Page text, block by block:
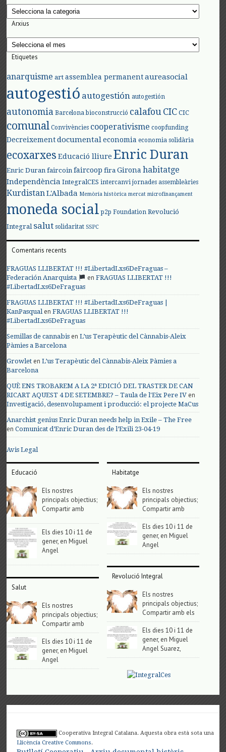
Categories
Arxius
Arxius
Etiquetes
anarquisme art assemblea permanent aureasocial
autogestió autogestión autogestión
autonomia Barcelona bioconstrucció calafouCIC CIC
comunal Convivències cooperativisme coopfunding
Decreixement documental economia economia solidària
ecoxarxes Educació lliure Enric Duran
Enric Duran faircoin faircoop fira Girona habitatge
Independència IntegralCES intercanvi jornades assembleàries
KurdistanL'Albada Memòria històrica mercat microfinançament
moneda social p2p Foundation Revolució
Integral salut solidaritat SSPC
Comentaris recents
FRAGUAS LLIBERTAT !!! #LibertadLxs6DeFraguas –
Federación Anarquista
enFRAGUAS LLIBERTAT !!!
#LibertadLxs6DeFraguas
FRAGUAS LLIBERTAT !!! #LibertadLxs6DeFraguas |
KanPasqualenFRAGUAS LLIBERTAT !!!
#LibertadLxs6DeFraguas
Semillas de cannabis enL’us Terapèutic del Cànnabis-Aleix
Pàmies a Barcelona
Growlet enL’us Terapèutic del Cànnabis-Aleix Pàmies a
Barcelona
QUÈ ENS TROBAREM A LA 2ª EDICIÓ DEL TRASTER DE CAN
RICART AQUEST 4 DE SETEMBRE? – Taula de l'Eix Pere IV en
Investigació, desenvolupament i producció: el projecte MaCus
Anarchist genius Enric Duran needs help in Exile – The Free
enComunicat d’Enric Duran des de l’Exili 23-04-19
Avis Legal
Educació
Els nostres
principals objectius;
Compartir amb
Els dies 10 i 11 de
gener, en Miguel
Angel
Salut
Els nostres
principals objectius;
Compartir amb
Els dies 10 i 11 de
gener, en Miguel
Angel
Habitatge
Els nostres
principals objectius;
Compartir amb
Els dies 10 i 11 de
gener, en Miguel
Angel
Revolució Integral
Els nostres
principals objectius;
Compartir amb els
Els dies 10 i 11 de
gener, en Miguel
Angel Suarez,
Cooperativa Integral Catalana. Aquesta obra està sota una
Llicència Creative Commons.